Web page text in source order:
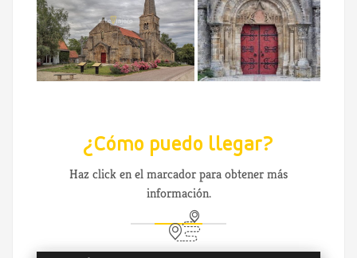
¿Cómo puedo llegar?
Haz click en el marcador para obtener más
información.